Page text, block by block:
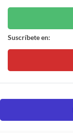
Suscríbete en: